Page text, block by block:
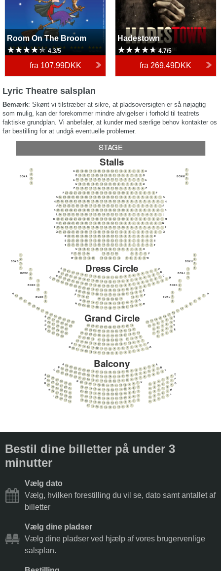
Room On The Broom
4.3/5
fra 107,99DKK
Hadestown
4.7/5
fra269,49DKK
Lyric Theatre salsplan
Bemærk: Skønt vi tilstræber at sikre, at pladsoversigten er så nøjagtig
som mulig, kan der forekommer mindre afvigelser i forhold til teatrets
faktiske grundplan. Vi anbefaler, at kunder med særlige behov kontakter os
før bestilling for at undgå eventuelle problemer.
STAGE
Stalls
A 20 19 18 17 16 15 14 13 12 11 10 9 8 7 6 5 A
B 19 18 17 16 15 14 13 12 11 10 9 8 7 6 5 B
C 20 19 18 17 16 15 14 13 12 11 10 9 8 7 6 5 C
D 18 17 16 15 14 13 12 11 10 9 8 7 6 5 4
D
E 19 18 17 16 15 14 13 12 11 10 9 8 7 6 5 4 E
F 23 22 21 20 19 18 17 16 15 14 13 12 11 10 9 8 7 6 5 4 3 F
G 24 23 22 21 20 19 18 17 16 15 14 13 12 11 10 9 8 7 6 5 4 3 2 1
G
H 25 24 23 22 21 20 19 18 17 16 15 14 13 12 11 10 9 8 7 6 5 4 3 2 1 H
J 24 23 22 21 20 19 18 17 16 15 14 13 12 11 10 9 8 7 6 5 4 3 2 1 J
K 25 24 23 22 21 20 19 18 17 16 15 14 13 12 11 10 9 8 7 6 5 4 3 2 1
K
L 24 23 22 21 20 19 18 17 16 15 14 13 12 11 10 9 8 7 6 5 4 3 2 1 L
M 25 24 23 22 21 20 19 18 17 16 15 14 13 12 11 10 9 8 7 6 5 4 3 2 1 M
N 24 23 22 21 20 19 18 17 16 15 14 13 12 11 10 9 8 7 6 5 4 3 2 1 N
P 25 24 23 22 21 20 19 18 17 16 15 14 13 12 11 10 9 8 7 6 5 4 3 2 1 P
Q 24 23 22 21 20 19 18 17 16 15 14 13 12 11 10 9 8 7 6 5 4 3 2 1 Q
R 22 21 20 19 18 17 16 15 14 13 12 11 10 9 8 7 6 5 4 3 R
S 22 21 20 19 18 17 16 15 14 13 12 11 10 9 8 7 6 5 4 3 S
T 22 21 20 19 18 17 16 15 14 13 12 11 10 9 8 7 6 5 4 3 T
U 19 18 17 16 15 14 13 12 11 10 9 8 7 6 5
U
V 17 16 15 14 13 12 11 10 9 8 7 6 V
W 19 18 17 16 15 14 13 12 11 10 9 8 7 6 5 W
Dress Circle
A 22 21 20 19 18 17 16 15 14 13 12 11 10 9 8 7 6 5 4 3 2 1 A
B 23 22 21 20 19 18 17 16 15 14 13 12 11 10 9 8 7 6 5 4 3 2 1 B
C 24 23 22 21 20 19 18 17 16 15 14 13 12 11 10 9 8 7 6 5 4 3 2 1 C
D 27 26 25 24 23 22 21 20 19 18 17 16 15 14 13 12 11 10 9 8 7 6 5 4 3 2
1 D
E 22 21 20 19 18 17 16 15 14 13 12 11 10 9 8 E
F 19 18 17 16 15 14 13 12 11 10 9 8 F
G 20 19 18 17 16 15 14 13 12 11 10 9 8 G
H 22 21 20 19 18 17 16 15 14 13 12 11 10 9 8 H
Grand Circle
A43
42
41
40
39
38
37
36
35
34 33 32 31 30
29 28 27 26 25 24 23 22 21 20 19
18 17 16 15 14
13
12
11
10
9
8
7
6
5 A
B 28
27 26 25 24 23
22 21 20 19 18 17 16 15 14 13 12 11
10 9 8 7
6
5 B
C 28
27 26 25 24
23 22 21 20 19 18 17 16 15 14 13 12 11 10
9 8 7
6
5 C
D 26
25 24 23 22
21 20 19 18 17 16 15 14 13 12 11 10 9 8
7 6 5
4
3 D
E26
25 24 23
22 21 20 19 18 17 16 15 14 13 12 11 10 9 8 7
6 5
4
3 E
F 17 16 15 14 13 12 11 10 9 8 7 6 5 4 3 2 1 F
G 18 17 16 15 14 13 12 11 10 9 8 7 6 5 4 3 2 1 G
Balcony
A 24 23 22 21 20 19 18 17 16 15 14 13 12 11 10 9 8 7 6 5 4 A
B 25 24 23 22 21 20 19 18 17 16 15 14 13 12 11 10 9 8 7 6 5 4 3 B
C 26 25 24 23 22 21 20 19 18 17 16 15 14 13 12 11 10 9 8 7 6 5 4 3 2 C
D 20 19 18 17 16 15 14 13 12 11 10 9 8 7 D
E26
25 24 23 22 21
20 19 18 17 16 15 14 13 12 11 10 9 8 7
6 5 4 3
2
1 E
F26
25 24 23 22 21
20 19 18 17 16 15 14 13 12 11 10 9 8 7
6 5 4 3
2
1 F
G26
25 24 23 22 21
20 19 18 17 16 15 14 13 12 11 10 9 8 7
6 5 4 3
2
1 G
H 24 23 22 21 20
19 18 17 16 15 14 13 12 11 10 9 8 7 6
5 4 3 2
1 H
J21 20 19 18
17 16 15 14 13 12 11 10 9 8 7
6 5 4 3
2 J
BOX A
1
2
3
4
BOX B
1
2
3
4
BOX C
1
2
3
BOX D
1
2
3
BOX E
1
2
3
BOX M
1
2
3
4
BOX H
1
2
3
4
BOX J
1
2
3
BOX K
1
2
3
BOX L
1
2
3
Bestil dine billetter på under 3
minutter
Vælg dato
Vælg, hvilken forestilling du vil se, dato samt antallet af
billetter
Vælg dine pladser
Vælg dine pladser ved hjælp af vores brugervenlige
salsplan.